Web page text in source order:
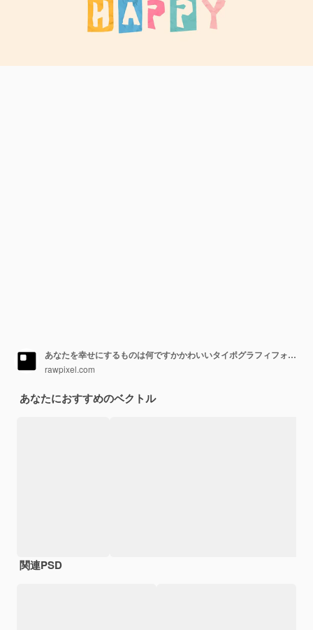
あなたを幸せにするものは何ですかかわいいタイポグラフィフォントフレーズペーパーカットスタイル
rawpixel.com
あなたにおすすめのベクトル
関連PSD